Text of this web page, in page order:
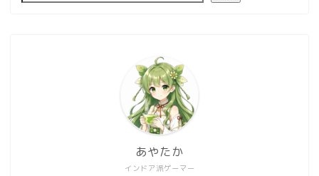
インドア派ゲーマー
あやたか